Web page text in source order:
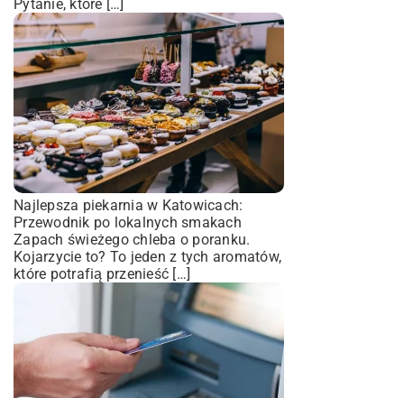
Pytanie, które […]
Najlepsza piekarnia w Katowicach:
Przewodnik po lokalnych smakach
Zapach świeżego chleba o poranku.
Kojarzycie to? To jeden z tych aromatów,
które potrafią przenieść […]